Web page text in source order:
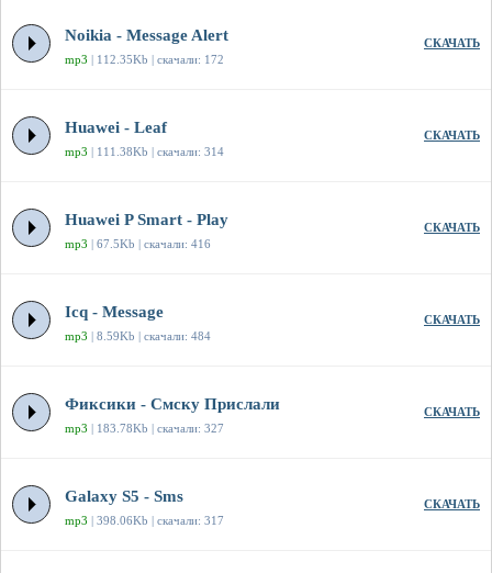
Noikia - Message Alert
mp3 | 112.35Kb | скачали: 172
СКАЧАТЬ
Huawei - Leaf
mp3 | 111.38Kb | скачали: 314
СКАЧАТЬ
Huawei P Smart - Play
mp3 | 67.5Kb | скачали: 416
СКАЧАТЬ
Icq - Message
mp3 | 8.59Kb | скачали: 484
СКАЧАТЬ
Фиксики - Смску Прислали
mp3 | 183.78Kb | скачали: 327
СКАЧАТЬ
Galaxy S5 - Sms
mp3 | 398.06Kb | скачали: 317
СКАЧАТЬ